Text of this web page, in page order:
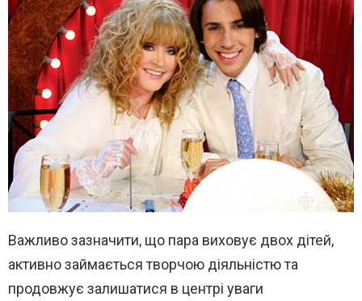
Важливо зазначити, що пара виховує двох дітей,
активно займається творчою діяльністю та
продовжує залишатися в центрі уваги